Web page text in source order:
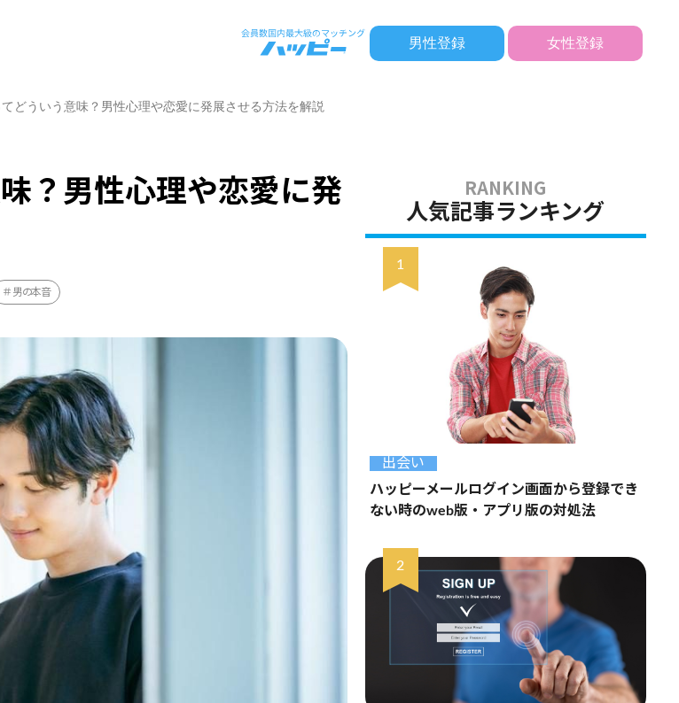
男性登録 女性登録
てどういう意味？男性心理や恋愛に発展させる方法を解説
？男性心理や恋愛に発
男の本音
人気記事ランキング
出会い
ハッピーメールログイン画面から登録でき
ない時のweb版・アプリ版の対処法